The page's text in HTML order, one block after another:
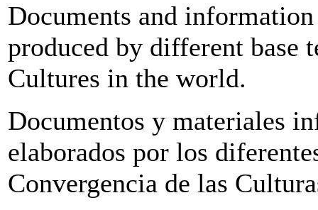
Documents and
produced by different base
Cultures in the world.
Documentos y materiales
elaborados por los
Convergencia de las